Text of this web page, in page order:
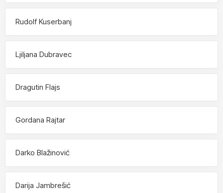
Rudolf Kuserbanj
Ljiljana Dubravec
Dragutin Flajs
Gordana Rajtar
Darko Blažinović
Darija Jambrešić